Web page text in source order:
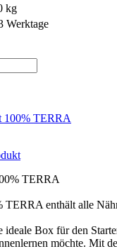
kg
Werktage
TERRA
TERRA enthält alle
ideale Box für den
möchte. Mit